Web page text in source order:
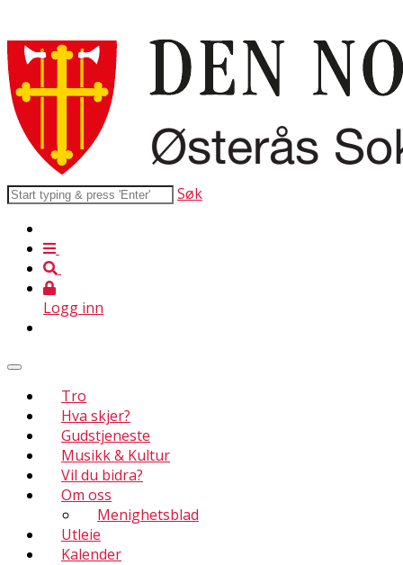
Søk
Logg inn
Tro
Hva skjer?
Gudstjeneste
Musikk & Kultur
Vil du bidra?
Om oss
Menighetsblad
Utleie
Kalender